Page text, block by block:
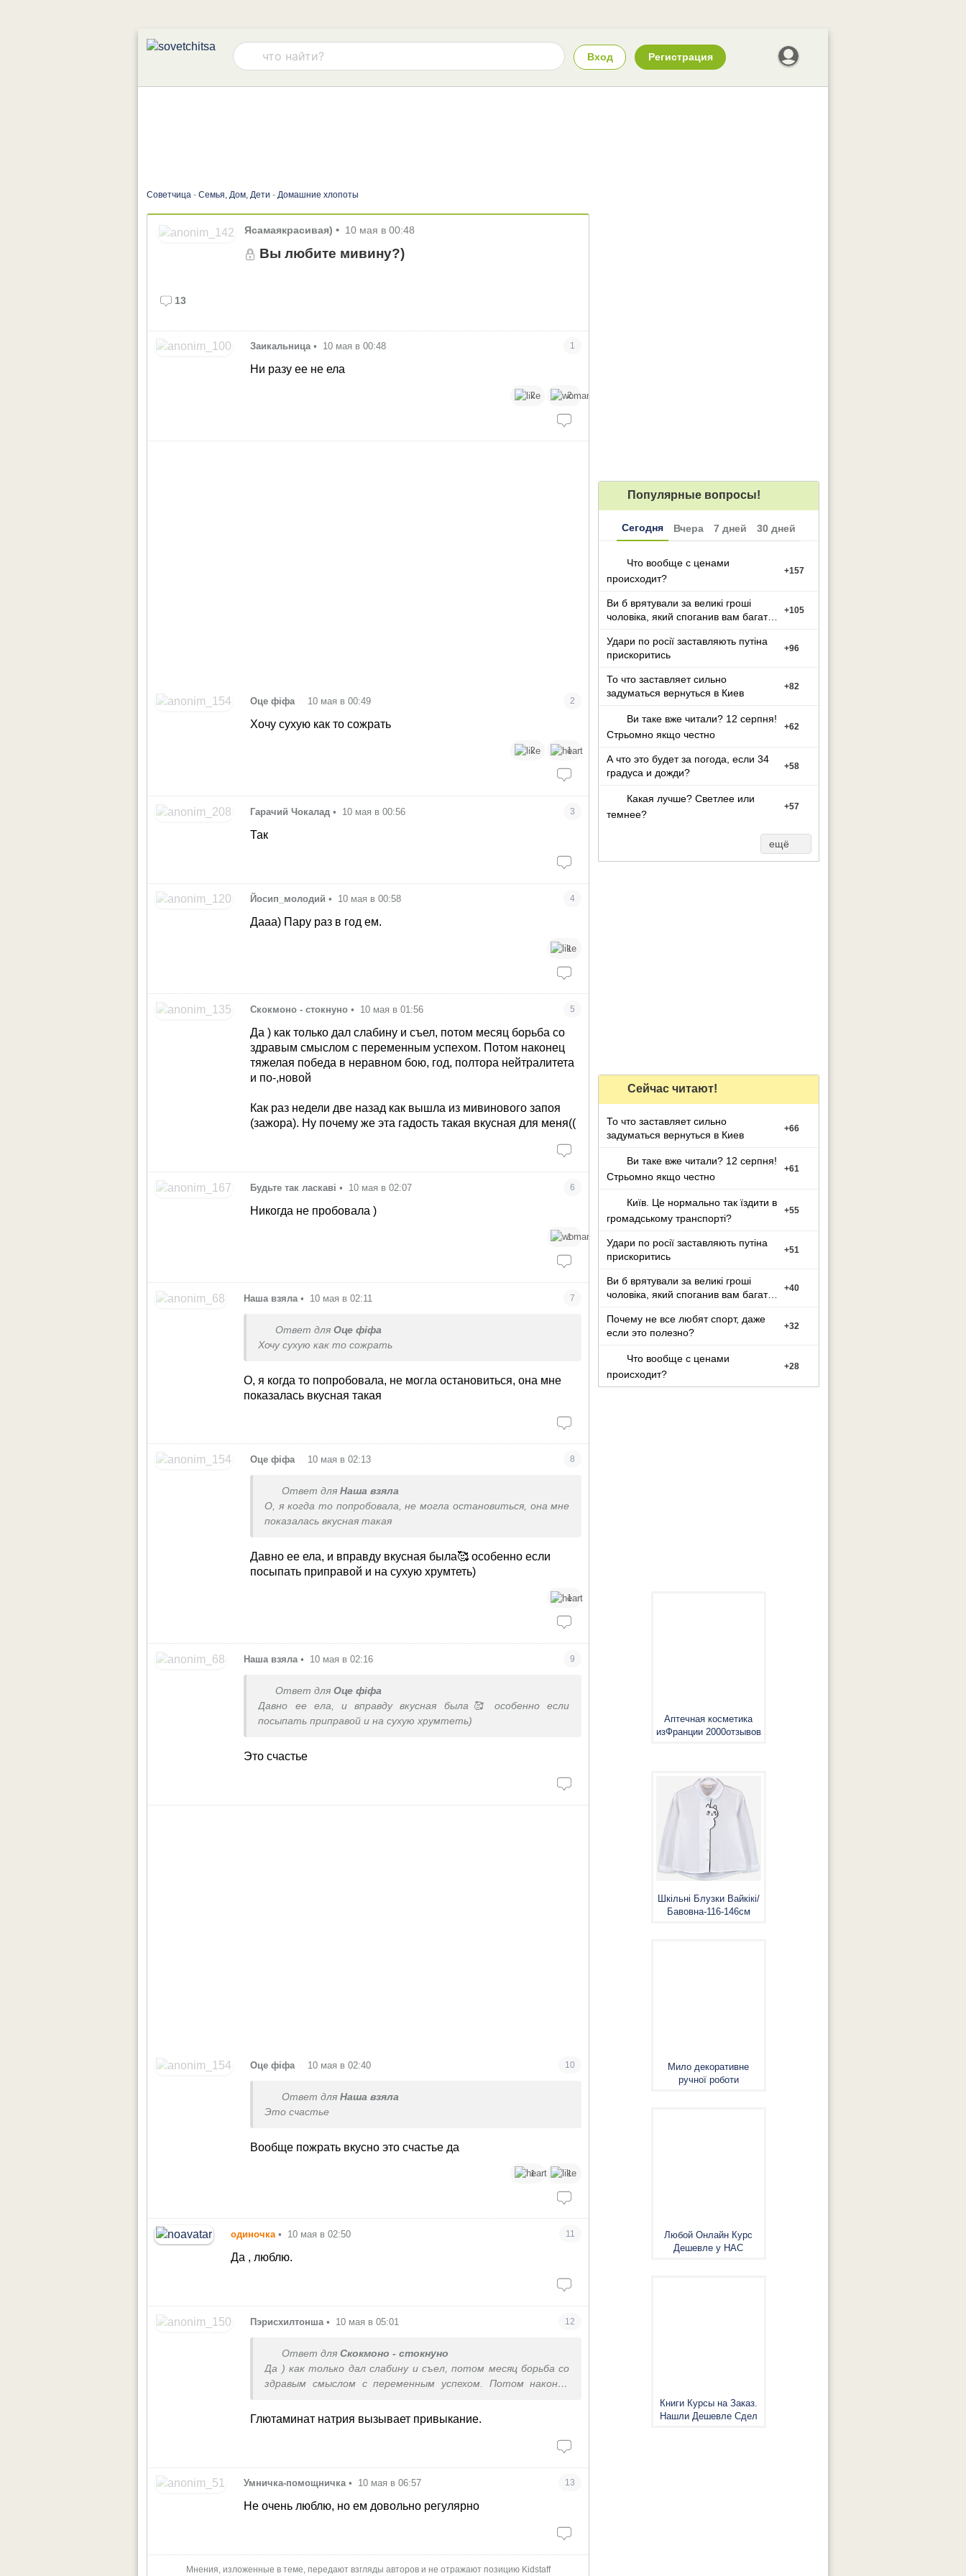
Вход Регистрация
Советчица - Семья, Дом, Дети - Домашние хлопоты
Ясамаякрасивая) • 10 мая в 00:48
Вы любите мивину?)
13
Заикальница • 10 мая в 00:48 1
Ни разу ее не ела
2 2
Оце фіфа 10 мая в 00:49 2
Хочу сухую как то сожрать
2 1
Гарачий Чокалад • 10 мая в 00:56 3
Так
Йосип_молодий • 10 мая в 00:58 4
Дааа) Пару раз в год ем.
1
Скокмоно - стокнуно • 10 мая в 01:56 5
Да ) как только дал слабину и съел, потом месяц борьба со
здравым смыслом с переменным успехом. Потом наконец
тяжелая победа в неравном бою, год, полтора нейтралитета
и по-,новой
Как раз недели две назад как вышла из мивинового запоя
(зажора). Ну почему же эта гадость такая вкусная для меня((
Будьте так ласкаві • 10 мая в 02:07 6
Никогда не пробовала )
1
Наша взяла • 10 мая в 02:11 7
Ответ для Оце фіфа
Хочу сухую как то сожрать
О, я когда то попробовала, не могла остановиться, она мне
показалась вкусная такая
Оце фіфа 10 мая в 02:13 8
Ответ для Наша взяла
О, я когда то попробовала, не могла остановиться, она мне
показалась вкусная такая
Давно ее ела, и вправду вкусная была🥰 особенно если
посыпать приправой и на сухую хрумтеть)
1
Наша взяла • 10 мая в 02:16 9
Ответ для Оце фіфа
Давно ее ела, и вправду вкусная была🥰 особенно если
посыпать приправой и на сухую хрумтеть)
Это счастье
Оце фіфа 10 мая в 02:40 10
Ответ для Наша взяла
Это счастье
Вообще пожрать вкусно это счастье да
1 1
одиночка • 10 мая в 02:50 11
Да , люблю.
Пэрисхилтонша • 10 мая в 05:01 12
Ответ для Скокмоно - стокнуно
Да ) как только дал слабину и съел, потом месяц борьба со
здравым смыслом с переменным успехом. Потом наконец
Как раз недели две назад как вышла из мивинового запоя
Глютаминат натрия вызывает привыкание.
Умничка-помощничка • 10 мая в 06:57 13
Не очень люблю, но ем довольно регулярно
Мнения, изложенные в теме, передают взгляды авторов и не отражают позицию Kidstaff
Популярные вопросы!
Сегодня Вчера 7 дней 30 дней
Что вообще с ценами
происходит?
+157
Ви б врятували за великі гроші
чоловіка, який споганив вам багато
+105
Удари по росії заставляють путіна
прискоритись
+96
То что заставляет сильно
задуматься вернуться в Киев
+82
Ви таке вже читали? 12 серпня!
Стрьомно якщо честно
+62
А что это будет за погода, если 34
градуса и дожди?
+58
Какая лучше? Светлее или
темнее?
+57
ещё
Сейчас читают!
То что заставляет сильно
задуматься вернуться в Киев
+66
Ви таке вже читали? 12 серпня!
Стрьомно якщо честно
+61
Київ. Це нормально так їздити в
громадському транспорті?
+55
Удари по росії заставляють путіна
прискоритись
+51
Ви б врятували за великі гроші
чоловіка, який споганив вам багато
+40
Почему не все любят спорт, даже
если это полезно?
+32
Что вообще с ценами
происходит?
+28
Аптечная косметика
изФранции 2000отзывов
Шкільнi Блузки Вайкiкi/
Бавовна-116-146см
Мило декоративне
ручної роботи
Любой Онлайн Курс
Дешевле у НАС
Книги Курсы на Заказ.
Нашли Дешевле Сдел